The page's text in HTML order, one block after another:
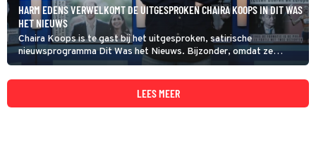
HARM EDENS VERWELKOMT DE UITGESPROKEN CHAIRA KOOPS IN DIT WAS
HET NIEUWS
Chaira Koops is te gast bij het uitgesproken, satirische
nieuwsprogramma Dit Was het Nieuws. Bijzonder, omdat ze
vroeger door haar zussen Zwitserland werd genoemd. 'Ik was
destijds een meisje zonder mening', vertelt ze in Broadcast
LEES MEER